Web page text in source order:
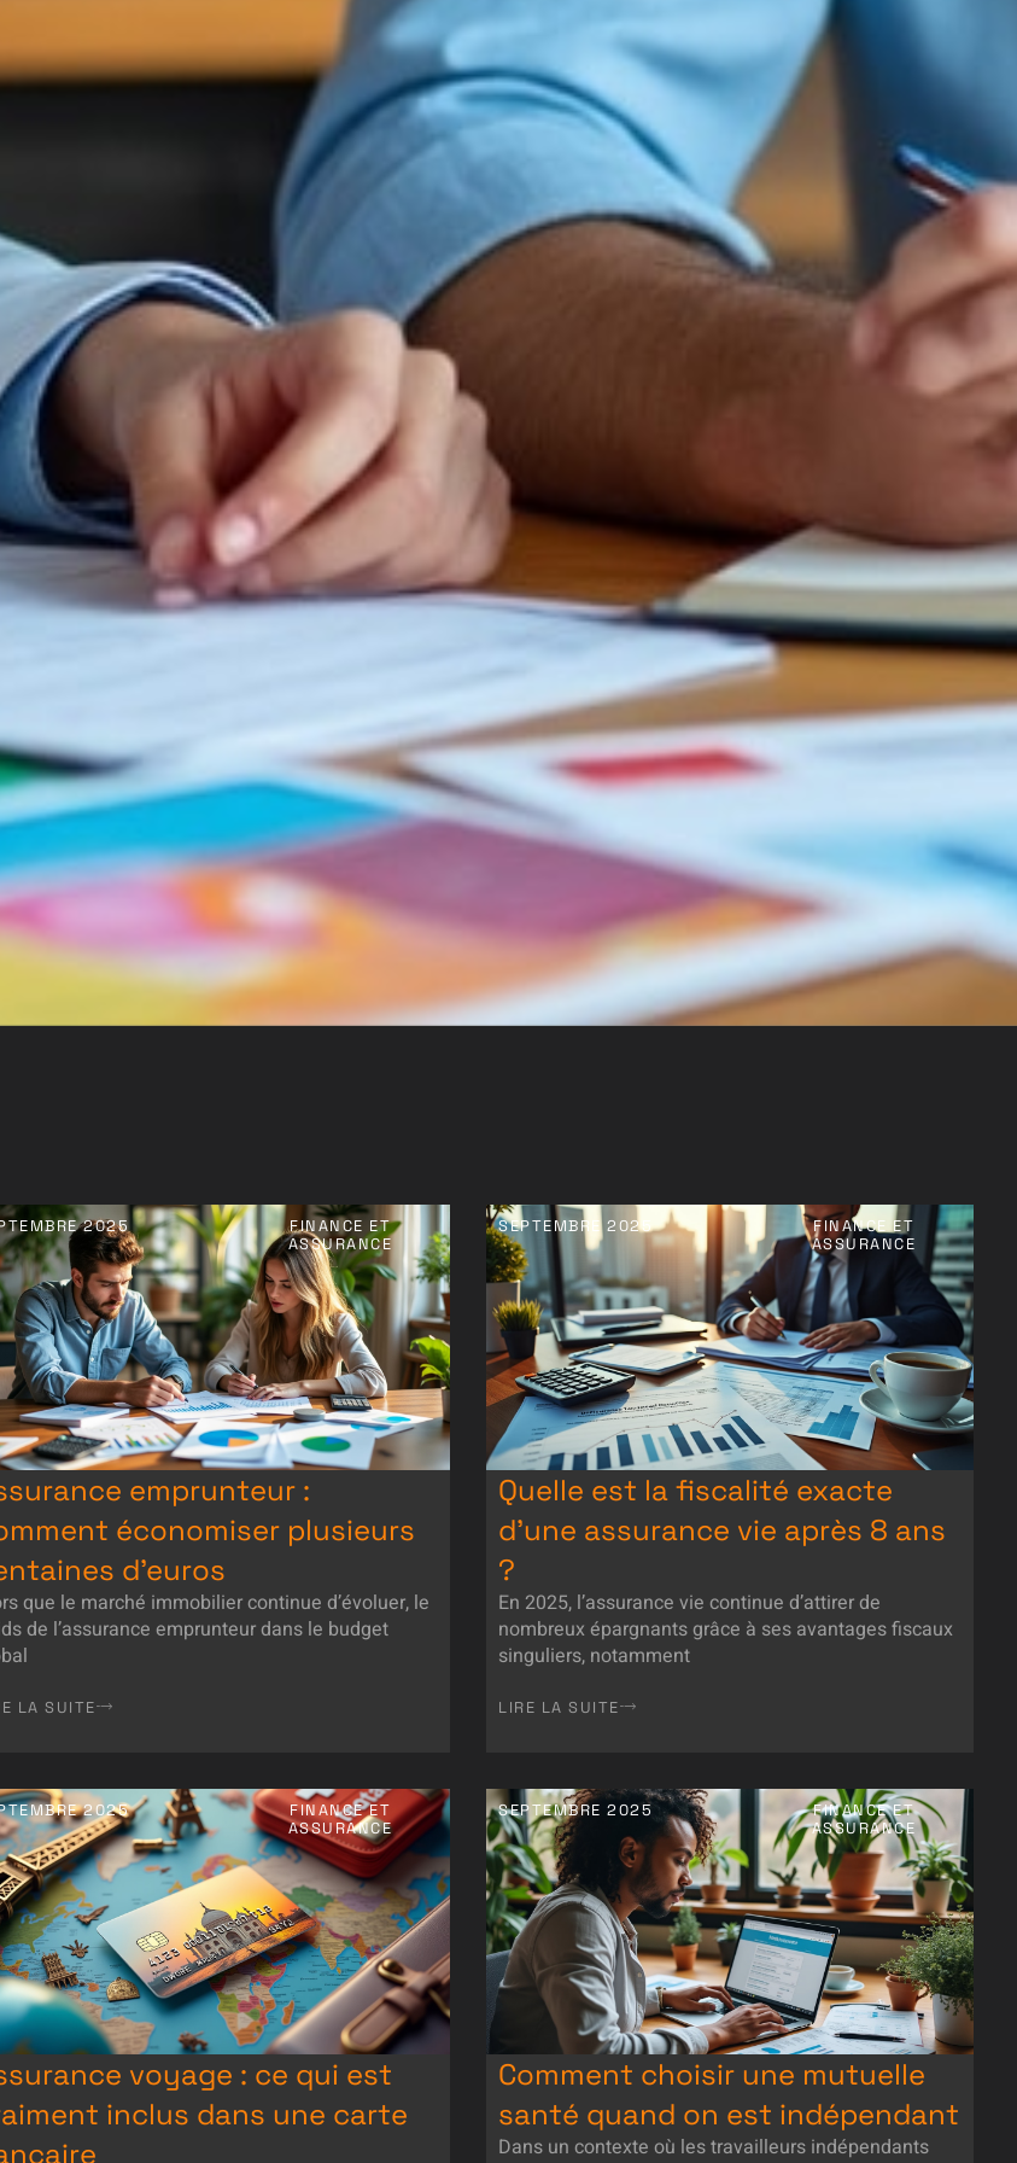
emprunteur :
économiser plusieurs
d’euros
que le marché immobilier continue d’évoluer, le
de l’assurance emprunteur dans le budget
LA SUITE
2025
FINANCE ET
ASSURANCE
Quelle est la fiscalité exacte
d’une assurance vie après 8 ans
?
En 2025, l’assurance vie continue d’attirer de
nombreux épargnants grâce à ses avantages fiscaux
singuliers, notamment
LIRE LA SUITE
SEPTEMBRE 2025
FINANCE ET
ASSURANCE
voyage : ce qui est
inclus dans une carte
2025
FINANCE ET
ASSURANCE
Comment choisir une mutuelle
santé quand on est indépendant
Dans un contexte où les travailleurs indépendants
SEPTEMBRE 2025
FINANCE ET
ASSURANCE